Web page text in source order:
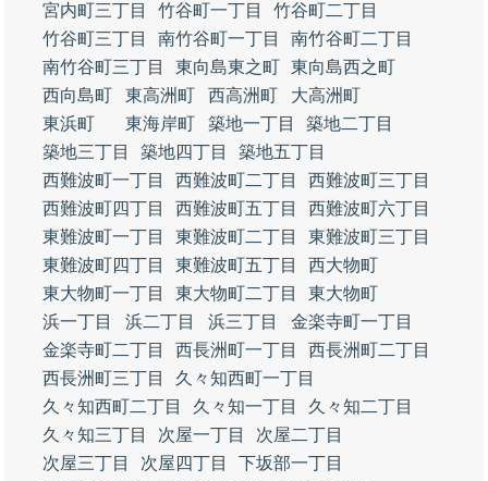
宮内町三丁目 竹谷町一丁目
竹谷町二丁目
竹谷町三丁目
南竹谷町一丁目
南竹谷町二丁目
南竹谷町三丁目
東向島東之町 東向島西之町
西向島町
東高洲町 西高洲町
大高洲町
東浜町
東海岸町 築地一丁目
築地二丁目
築地三丁目
築地四丁目
築地五丁目
西難波町一丁目
西難波町二丁目
西難波町三丁目
西難波町四丁目
西難波町五丁目
西難波町六丁目
東難波町一丁目
東難波町二丁目
東難波町三丁目
東難波町四丁目
東難波町五丁目
西大物町
東大物町一丁目
東大物町二丁目
東大物町
浜一丁目
浜二丁目 浜三丁目
金楽寺町一丁目
金楽寺町二丁目
西長洲町一丁目
西長洲町二丁目
西長洲町三丁目
久々知西町一丁目
久々知西町二丁目
久々知一丁目
久々知二丁目
久々知三丁目
次屋一丁目
次屋二丁目
次屋三丁目
次屋四丁目
下坂部一丁目